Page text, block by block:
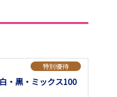
特別優待
・黒・ミックス100